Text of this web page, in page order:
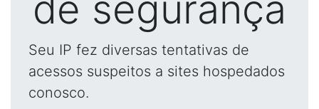
Seu IP fez diversas tentativas de
acessos suspeitos a sites hospedados
conosco.